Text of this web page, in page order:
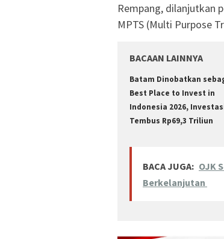
Rempang, dilanjutkan
MPTS (Multi Purpose
BACAAN LAINNYA
Batam Dinobatkan
Best Place to Invest in
Indonesia 2026,
Tembus Rp69,3 Triliun
BACA JUGA: OJK
Berkelanjutan